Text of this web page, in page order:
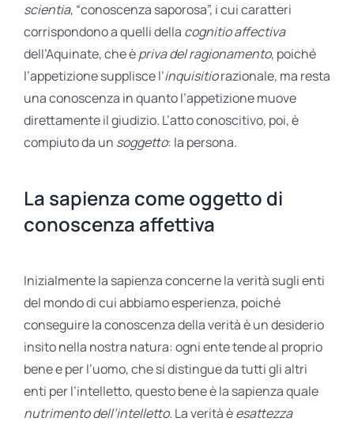
scientia, “conoscenza saporosa”, i cui caratteri
corrispondono a quelli della cognitio affectiva
dell’Aquinate, che èpriva del ragionamento, poiché
l’appetizione supplisce l’inquisitiorazionale, ma resta
una conoscenza in quanto l’appetizione muove
direttamente il giudizio. L’atto conoscitivo, poi, è
compiuto da un soggetto: la persona.
La sapienza come oggetto di
conoscenza affettiva
Inizialmente la sapienza concerne la verità sugli enti
del mondo di cui abbiamo esperienza, poiché
conseguire la conoscenza della verità è un desiderio
insito nella nostra natura: ogni ente tende al proprio
bene e per l’uomo, che si distingue da tutti gli altri
enti per l’intelletto, questo bene è la sapienza quale
nutrimento dell’intelletto. La verità èesattezza